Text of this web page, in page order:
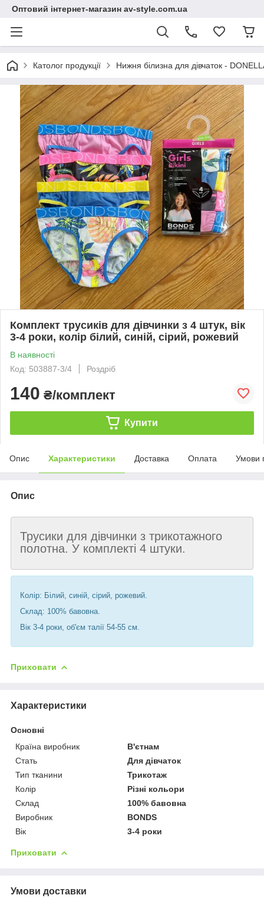
Оптовий інтернет-магазин av-style.com.ua
Католог продукції Нижня білизна для дівчаток -
Комплект трусиків для дівчинки з 4 штук, вік
3-4 роки, колір білий, синій, сірий, рожевий
В наявності
Код: 503887-3/4
Роздріб
140 ₴/комплект
Купити
Опис Характеристики Доставка Оплата Умови
Опис
Трусики для дівчинки з трикотажного
полотна. У комплекті 4 штуки.
Колір: Білий, синій, сірий, рожевий.
Склад: 100% бавовна.
Вік 3-4 роки, об'єм талії 54-55 см.
Приховати
Характеристики
Основні
Країна виробник
В'єтнам
Стать
Для дівчаток
Тип тканини
Трикотаж
Колір
Різні кольори
Склад
100% бавовна
Виробник
BONDS
Вік
3-4 роки
Приховати
Умови доставки